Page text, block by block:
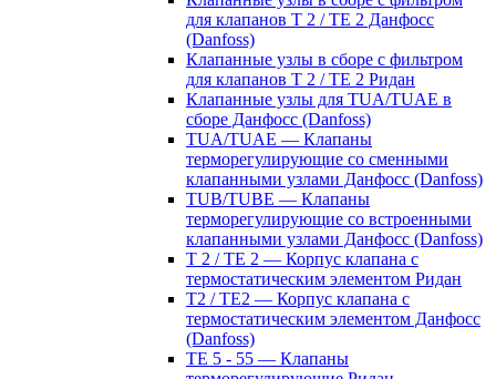
для клапанов T 2 / TE 2 Данфосс
(Danfoss)
Клапанные узлы в сборе с фильтром
для клапанов T 2 / TE 2 Ридан
Клапанные узлы для TUA/TUAE в
сборе Данфосс (Danfoss)
TUA/TUAE — Клапаны
терморегулирующие со сменными
клапанными узлами Данфосс (Danfoss)
TUB/TUBE — Клапаны
терморегулирующие со встроенными
клапанными узлами Данфосс (Danfoss)
T 2 / TE 2 — Корпус клапана с
термостатическим элементом Ридан
T2 / TE2 — Корпус клапана с
термостатическим элементом Данфосс
(Danfoss)
TE 5 - 55 — Клапаны